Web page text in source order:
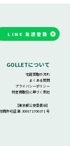
LINE 友達登録
GOLLETについて
宅配買取の流れ
よくある質問
プライバシーポリシー
特定商取引に基づく表記
【東京都公安委員会】
商許可証:第 308871706371 号